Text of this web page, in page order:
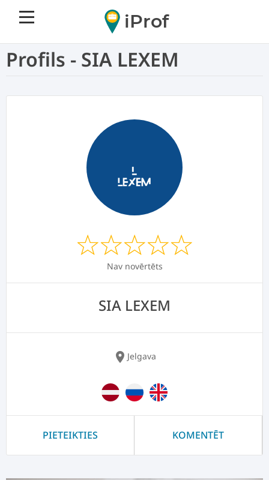
iProf
Profils - SIA LEXEM
Nav novērtēts
SIA LEXEM
location_onJelgava
PIETEIKTIES KOMENTĒT